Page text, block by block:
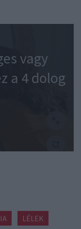
vagy
a 4 dolog
LÉLEK